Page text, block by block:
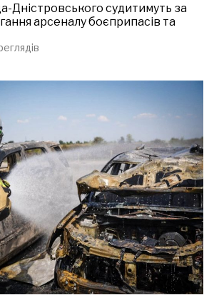
Дністровського судитимуть за
арсеналу боєприпасів та